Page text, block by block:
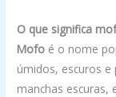
O que significa
Mofo é o nome
úmidos, escuros e
manchas escuras,